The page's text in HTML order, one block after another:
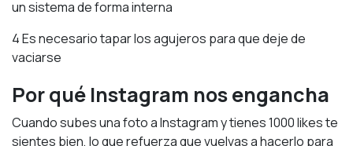
un sistema de forma interna
4 Es necesario tapar los agujeros para que deje de
vaciarse
Por qué Instagram nos engancha
Cuando subes una foto a Instagram y tienes 1000 likes te
sientes bien, lo que refuerza que vuelvas a hacerlo para